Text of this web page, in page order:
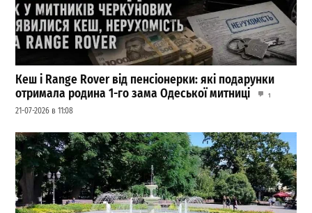
Кеш і Range Rover від пенсіонерки: які подарунки
отримала родина 1-го зама Одеської митниці
1
21-07-2026 в 11:08